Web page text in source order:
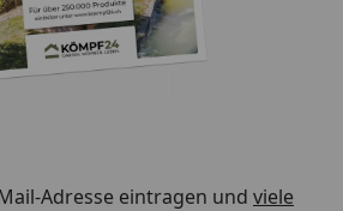
Handgriff
Ohr der
Adresse eintragen und viele